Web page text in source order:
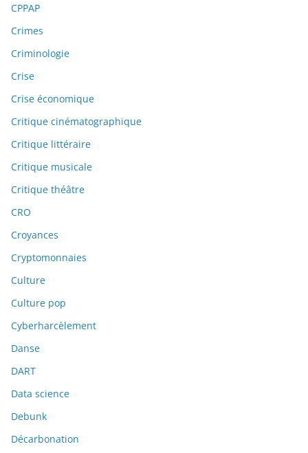
CPPAP
Crimes
Criminologie
Crise
Crise économique
Critique cinématographique
Critique littéraire
Critique musicale
Critique théâtre
CRO
Croyances
Cryptomonnaies
Culture
Culture pop
Cyberharcèlement
Danse
DART
Data science
Debunk
Décarbonation